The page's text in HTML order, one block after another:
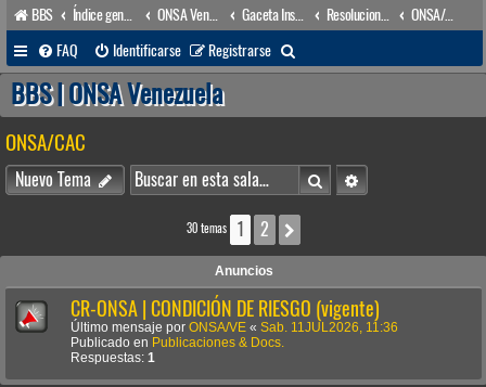
BBS Índice general ONSA Venezuela (acceso público) Gaceta Institucional Resoluciones
ONSA/CAC
FAQ
Identificarse Registrarse
u
a
r
BBS | ONSA Venezuela
ONSA/CAC
Nuevo Tema BuscarBúsqueda avanzada
30 temas 1 2
Anuncios
CR-ONSA | CONDICIÓN DE RIESGO (vigente)
Último mensaje por ONSA/VE « Sab. 11JUL2026, 11:36
Publicado en Publicaciones & Docs.
Respuestas: 1